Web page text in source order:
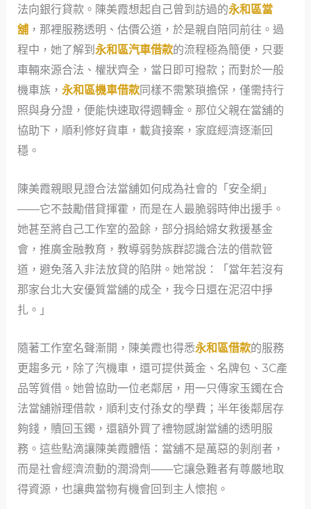
法向銀行貸款。陳美霞想起自己曾到訪過的永和區當
舖，那裡服務透明、估價公道，於是親自陪同前往。過
程中，她了解到 永和區汽車借款的流程極為簡便，只要
車輛來源合法、權狀齊全，當日即可撥款；而對於一般
機車族， 永和區機車借款同樣不需繁瑣擔保，僅需持行
照與身分證，便能快速取得週轉金。那位父親在當舖的
協助下，順利修好貨車，載貨接案，家庭經濟逐漸回
穩。
陳美霞親眼見證合法當舖如何成為社會的「安全網」
——它不鼓勵借貸揮霍，而是在人最脆弱時伸出援手。
她甚至將自己工作室的盈餘，部分捐給婦女救援基金
會，推廣金融教育，教導弱勢族群認識合法的借款管
道，避免落入非法放貸的陷阱。她常說：「當年若沒有
那家台北大安優質當舖的成全，我今日還在泥沼中掙
扎。」
隨著工作室名聲漸開，陳美霞也得悉永和區借款的服務
更趨多元，除了汽機車，還可提供黃金、名牌包、3C產
品等質借。她曾協助一位老鄰居，用一只傳家玉鐲在合
法當舖辦理借款，順利支付孫女的學費；半年後鄰居存
夠錢，贖回玉鐲，還額外買了禮物感謝當舖的透明服
務。這些點滴讓陳美霞體悟：當舖不是萬惡的剝削者，
而是社會經濟流動的潤滑劑——它讓急難者有尊嚴地取
得資源，也讓典當物有機會回到主人懷抱。